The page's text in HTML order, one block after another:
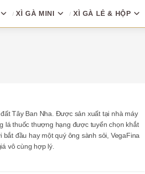
XÌ GÀ MINI XÌ GÀ LẺ & HỘP
Tây Ban Nha. Được sản xuất tại nhà máy
lá thuốc thượng hạng được tuyển chọn khắt
đầu hay một quý ông sành sỏi, VegaFina
vô cùng hợp lý.